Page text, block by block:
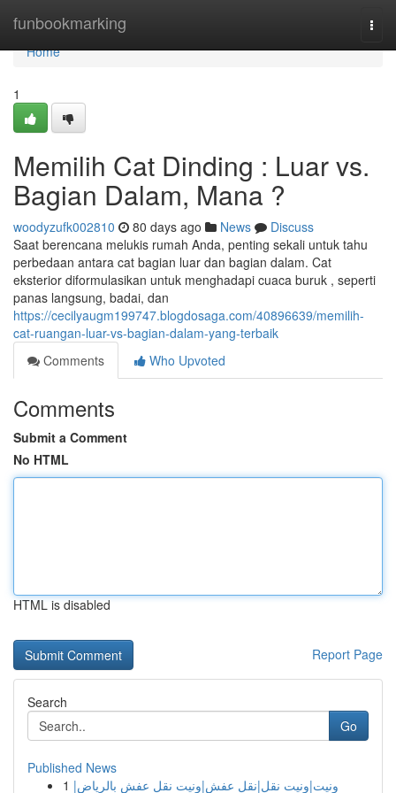
funbookmarking
Home
Home
1
Memilih Cat Dinding : Luar vs.
Bagian Dalam, Mana ?
woodyzufk002810 80 days ago News
Discuss
Saat berencana melukis rumah Anda, penting sekali untuk tahu
perbedaan antara cat bagian luar dan bagian dalam. Cat
eksterior diformulasikan untuk menghadapi cuaca buruk , seperti
panas langsung, badai, dan
https://cecilyaugm199747.blogdosaga.com/40896639/memilih-
cat-ruangan-luar-vs-bagian-dalam-yang-terbaik
Comments
Who Upvoted
Comments
Submit a Comment
No HTML
HTML is disabled
Report Page
Search
Go
Published News
1 ونيت|ونيت نقل|نقل عفش|ونيت نقل عفش بالرياض|